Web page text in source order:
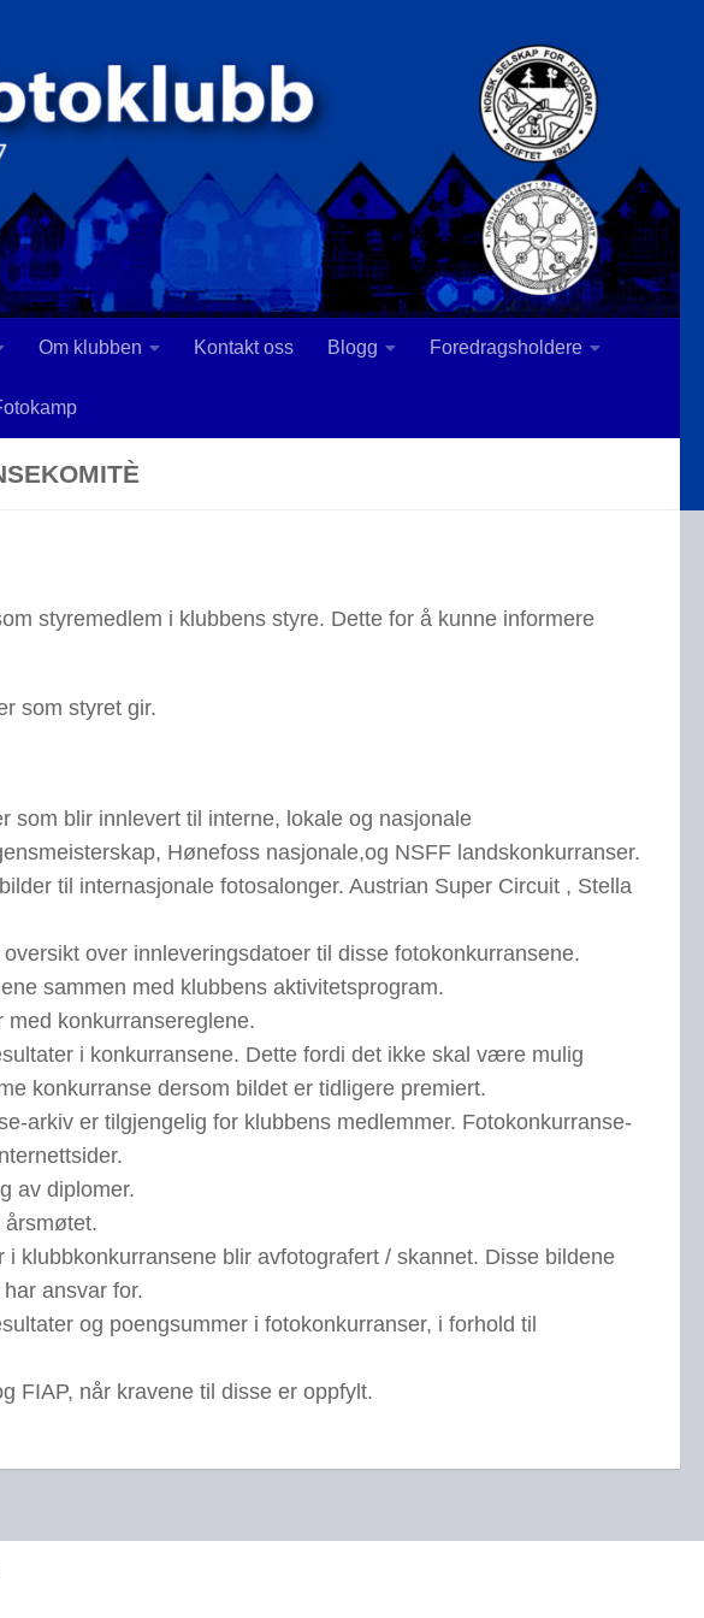
Om klubben Kontakt oss Blogg Foredragsholdere
styremedlem i klubbens styre. Dette for å kunne informere
som styret gir.
som blir innlevert til interne, lokale og nasjonale
Hønefoss nasjonale,og NSFF landskonkurranser.
til internasjonale fotosalonger. Austrian Super Circuit , Stella
over innleveringsdatoer til disse fotokonkurransene.
sammen med klubbens aktivitetsprogram.
konkurransereglene.
i konkurransene. Dette fordi det ikke skal være mulig
konkurranse dersom bildet er tidligere premiert.
arkiv er tilgjengelig for klubbens medlemmer. Fotokonkurranse-
av diplomer.
årsmøtet.
klubbkonkurransene blir avfotografert / skannet. Disse bildene
ansvar for.
og poengsummer i fotokonkurranser, i forhold til
FIAP, når kravene til disse er oppfylt.